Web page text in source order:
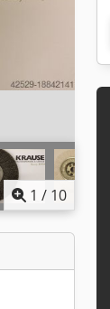
1 / 10